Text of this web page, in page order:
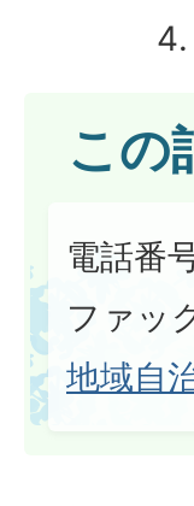
この
電話番
ファッ
地域自